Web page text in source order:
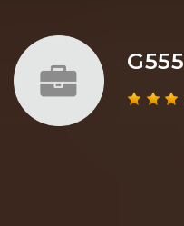
G555